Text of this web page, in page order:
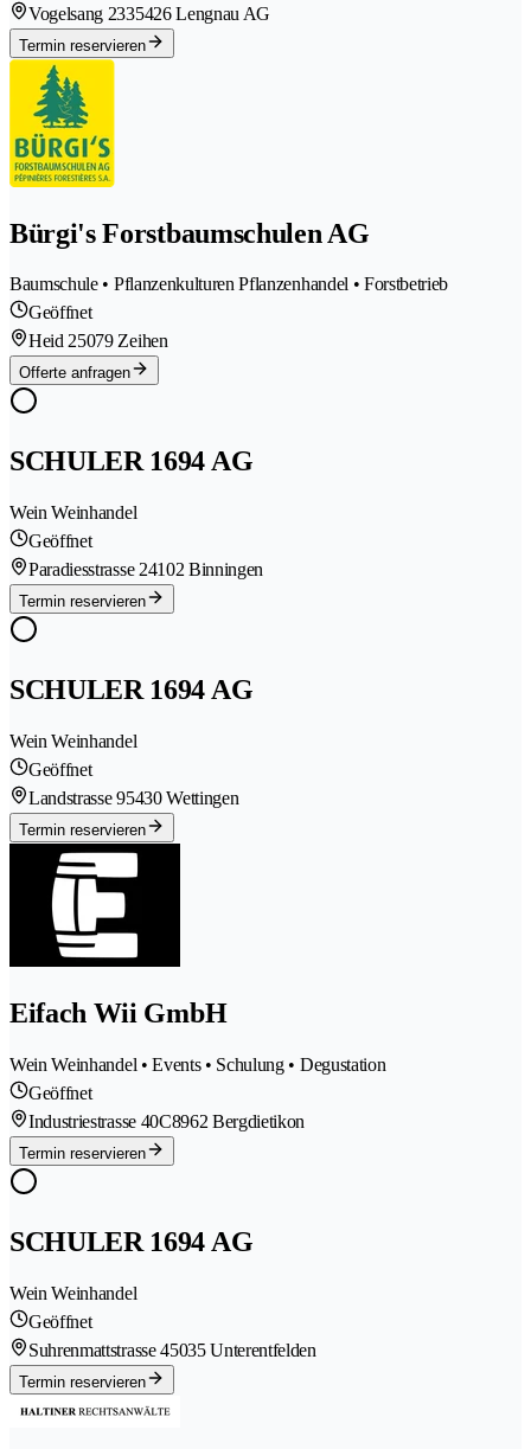
Vogelsang 2335426 Lengnau AG
Termin reservieren
Bürgi's Forstbaumschulen AG
Baumschule • Pflanzenkulturen Pflanzenhandel • Forstbetrieb
Geöffnet
Heid 25079 Zeihen
Offerte anfragen
SCHULER 1694 AG
Wein Weinhandel
Geöffnet
Paradiesstrasse 24102 Binningen
Termin reservieren
SCHULER 1694 AG
Wein Weinhandel
Geöffnet
Landstrasse 95430 Wettingen
Termin reservieren
Eifach Wii GmbH
Wein Weinhandel • Events • Schulung • Degustation
Geöffnet
Industriestrasse 40C8962 Bergdietikon
Termin reservieren
SCHULER 1694 AG
Wein Weinhandel
Geöffnet
Suhrenmattstrasse 45035 Unterentfelden
Termin reservieren